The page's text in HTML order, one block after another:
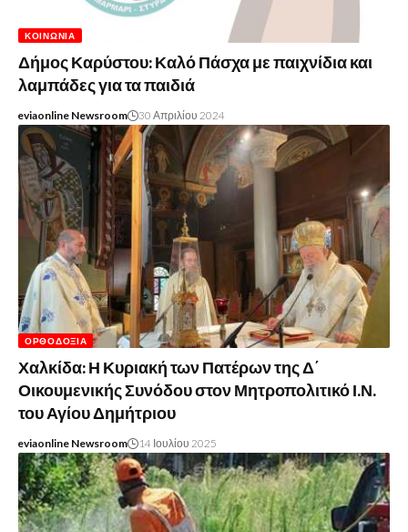
ΚΟΙΝΩΝΊΑ
Δήμος Καρύστου: Καλό Πάσχα με παιχνίδια και
λαμπάδες για τα παιδιά
eviaonline Newsroom 30 Απριλίου 2024
ΟΡΘΟΔΟΞΊΑ
Χαλκίδα: Η Κυριακή των Πατέρων της Δ΄
Οικουμενικής Συνόδου στον Μητροπολιτικό Ι.Ν.
του Αγίου Δημήτριου
eviaonline Newsroom 14 Ιουλίου 2025